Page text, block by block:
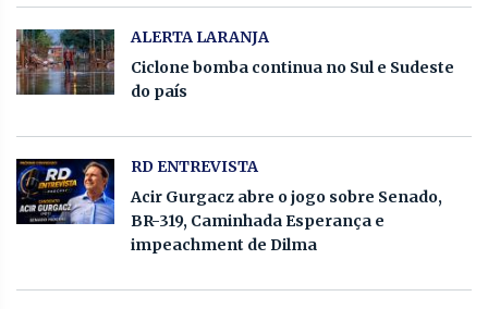
ALERTA LARANJA
Ciclone bomba continua no Sul e Sudeste
do país
RD ENTREVISTA
Acir Gurgacz abre o jogo sobre Senado,
BR-319, Caminhada Esperança e
impeachment de Dilma